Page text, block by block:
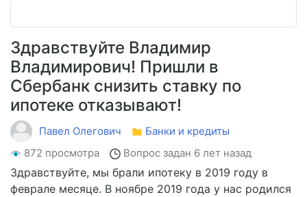
Здравствуйте Владимир
Владимирович! Пришли в
Сбербанк снизить ставку по
ипотеке отказывают!
Павел Олегович
Банки и кредиты
872 просмотра
Вопрос задан 6 лет назад
Здравствуйте, мы брали ипотеку в 2019 году в
феврале месяце. В ноябре 2019 года у нас родился